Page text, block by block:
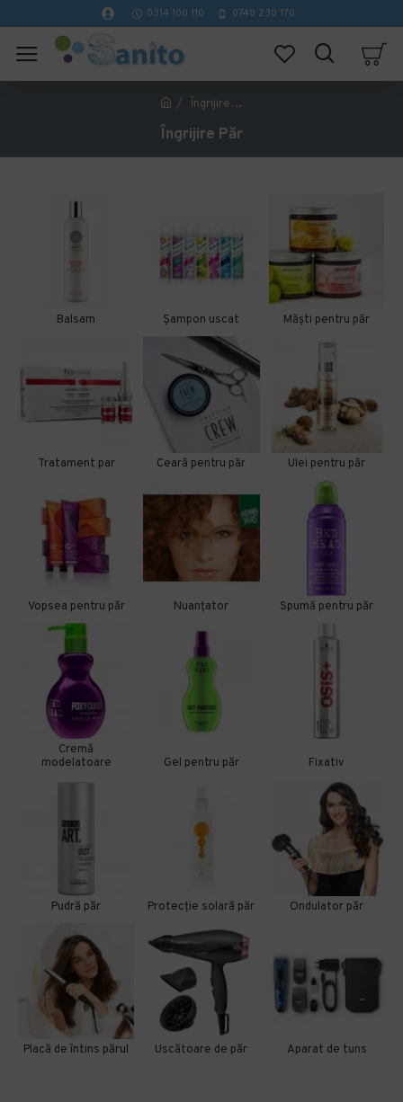
0314 100 110 0740 230 170
Îngrijire Păr
Îngrijire Păr
Balsam Șampon uscat Măști pentru păr
Tratament par Ceară pentru păr Ulei pentru păr
Vopsea pentru păr Nuanțator Spumă pentru păr
Cremă
modelatoare
Gel pentru păr Fixativ
Pudră păr Protecție solară păr Ondulator păr
Placă de întins părul Uscătoare de păr Aparat de tuns